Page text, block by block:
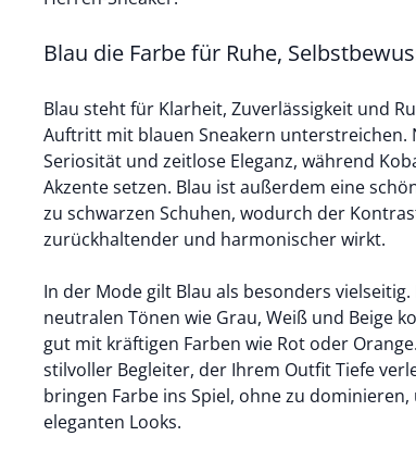
Blau die Farbe für Ruhe,
Blau steht für Klarheit, Zuverlässigkeit und
Auftritt mit blauen Sneakern unterstreichen.
Seriosität und zeitlose Eleganz, während
Akzente setzen. Blau ist außerdem eine
zu schwarzen Schuhen, wodurch der
zurückhaltender und harmonischer wirkt.
In der Mode gilt Blau als besonders
neutralen Tönen wie Grau, Weiß und Beige
gut mit kräftigen Farben wie Rot oder
stilvoller Begleiter, der Ihrem Outfit Tiefe
bringen Farbe ins Spiel, ohne zu
eleganten Looks.